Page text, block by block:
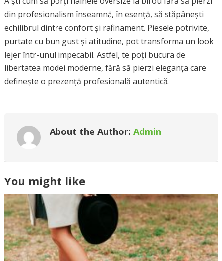
din profesionalism înseamnă, în esență, să stăpânești
echilibrul dintre confort și rafinament. Piesele potrivite,
purtate cu bun gust și atitudine, pot transforma un look
lejer într-unul impecabil. Astfel, te poți bucura de
libertatea modei moderne, fără să pierzi eleganța care
definește o prezență profesională autentică.
About the Author: Admin
You might like